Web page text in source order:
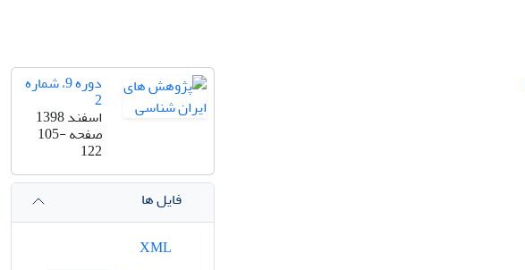
دوره 9، شماره
2
اسفند 1398
صفحه105-
122
فایل ها